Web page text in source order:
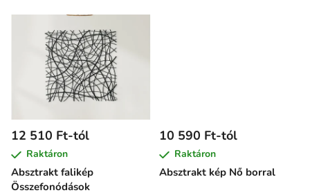
t
Absztrakt falikép
Összefonódások
12 510 Ft-tól
Raktáron
Absztrakt kép Nő borral
10 590 Ft-tól
Raktáron